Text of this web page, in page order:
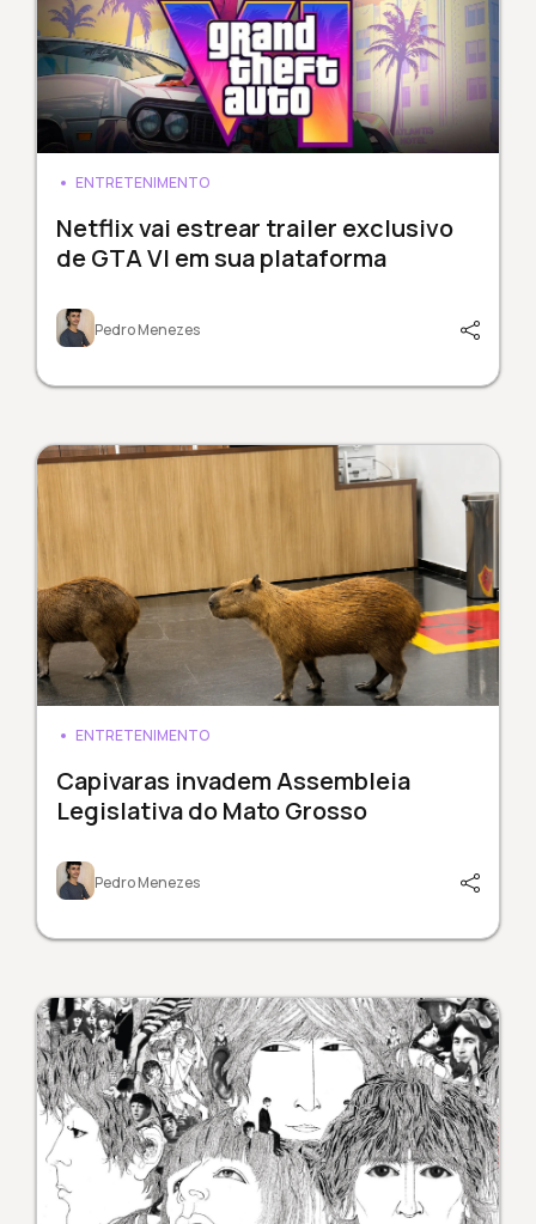
ENTRETENIMENTO
Netflix vai estrear trailer exclusivo
de GTA VI em sua plataforma
Pedro Menezes
ENTRETENIMENTO
Capivaras invadem Assembleia
Legislativa do Mato Grosso
Pedro Menezes